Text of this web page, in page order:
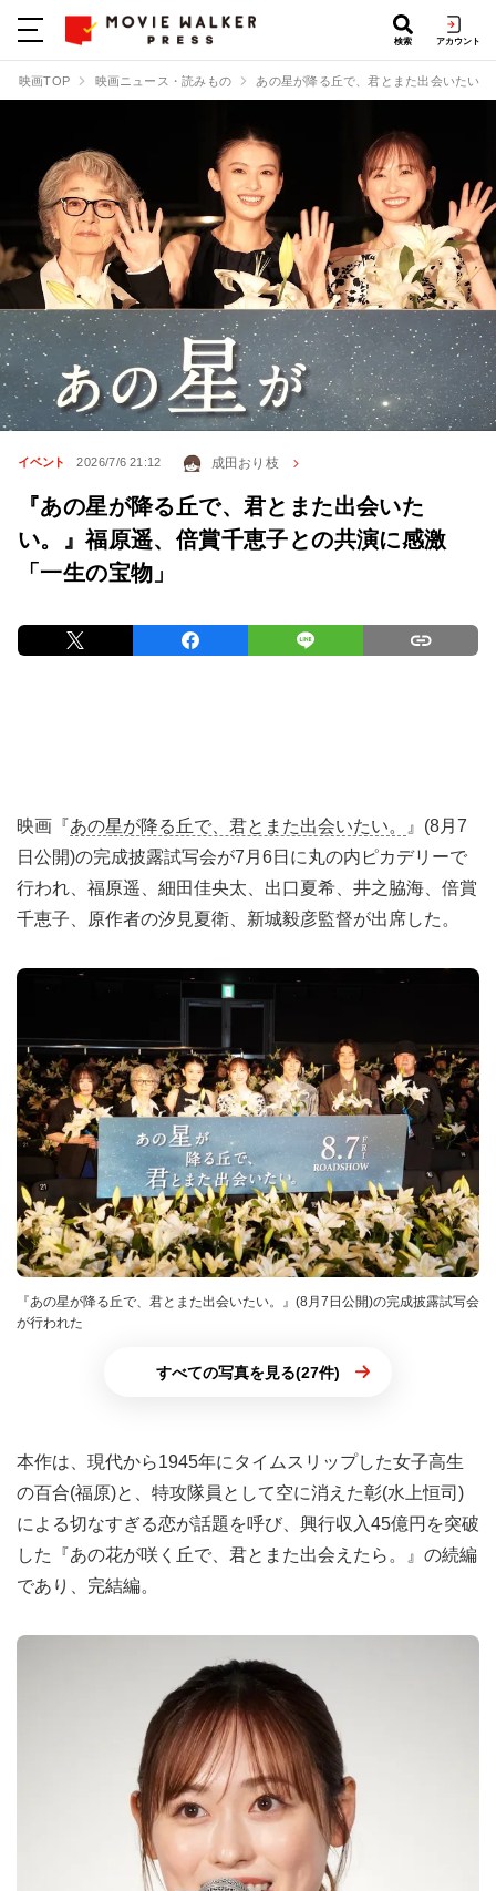
検索 アカウント
映画TOP 映画ニュース・読みもの あの星が降る丘で、君とまた出会いたい。
イベント 2026/7/6 21:12 成田おり枝
『あの星が降る丘で、君とまた出会いた
い。』福原遥、倍賞千恵子との共演に感激
「一生の宝物」
映画『あの星が降る丘で、君とまた出会いたい。
』(8月7
日公開)の完成披露試写会が7月6日に丸の内ピカデリーで
行われ、福原遥、細田佳央太、出口夏希、井之脇海、倍賞
千恵子、原作者の汐見夏衛、新城毅彦監督が出席した。
『あの星が降る丘で、君とまた出会いたい。』(8月7日公開)の完成披露試写会
が行われた
すべての写真を見る(27件)
本作は、現代から1945年にタイムスリップした女子高生
の百合(福原)と、特攻隊員として空に消えた彰(水上恒司)
による切なすぎる恋が話題を呼び、興行収入45億円を突破
した『あの花が咲く丘で、君とまた出会えたら。』の続編
であり、完結編。